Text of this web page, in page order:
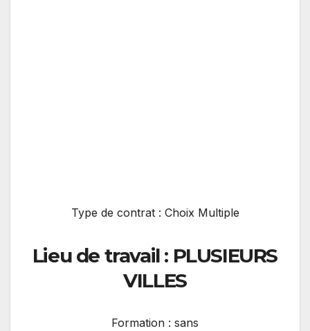
Type de contrat : Choix Multiple
Lieu de travail : PLUSIEURS
VILLES
Formation : sans